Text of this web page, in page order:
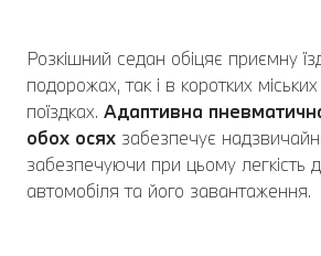
Розкішний седан обіцяє приємну
подорожах, так і в коротких міських
поїздках. Адаптивна
обох осях забезпечує
забезпечуючи при цьому легкість
автомобіля та його завантаження.